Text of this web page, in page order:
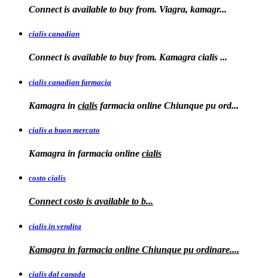
Connect is available to buy from. Viagra, kamagr...
cialis canadian
Connect is available to buy from. Kamagra cialis ...
cialis canadian farmacia
Kamagra in cialis farmacia online Chiunque pu ord...
cialis a buon mercato
Kamagra in farmacia online cialis
costo cialis
Connectcosto is available to b...
cialis in vendita
Kamagra in farmacia online Chiunque pu ordinare....
cialis dal canada